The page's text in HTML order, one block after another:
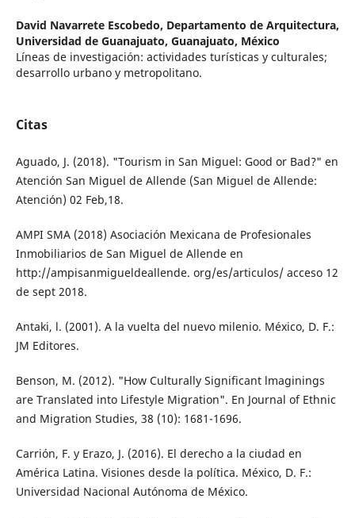
David Navarrete Escobedo, Departamento de Arquitectura,
Universidad de Guanajuato, Guanajuato, México
Líneas de investigación: actividades turísticas y culturales;
desarrollo urbano y metropolitano.
Citas
Aguado, J. (2018). "Tourism in San Miguel: Good or Bad?" en
Atención San Miguel de Allende (San Miguel de Allende:
Atención) 02 Feb,18.
AMPI SMA (2018) Asociación Mexicana de Profesionales
Inmobiliarios de San Miguel de Allende en
http://ampisanmigueldeallende. org/es/articulos/ acceso 12
de sept 2018.
Antaki, l. (2001). A la vuelta del nuevo milenio. México, D. F.:
JM Editores.
Benson, M. (2012). "How Culturally Significant lmaginings
are Translated into Lifestyle Mi­gration". En Journal of Ethnic
and Migra­tion Studies, 38 (10): 1681-1696.
Carrión, F. y Erazo, J. (2016). El derecho a la ciudad en
América Latina. Visiones desde la política. México, D. F.:
Universidad Na­cional Autónoma de México.